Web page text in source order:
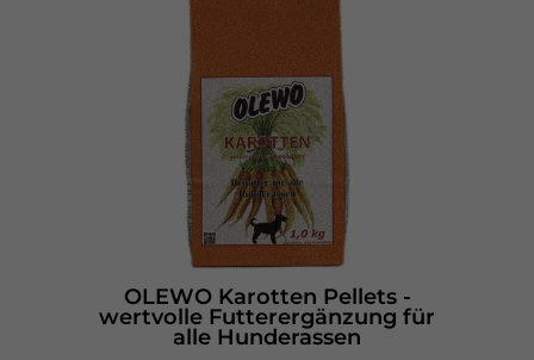
OLEWO Karotten Pellets -
wertvolle Futterergänzung für
alle Hunderassen